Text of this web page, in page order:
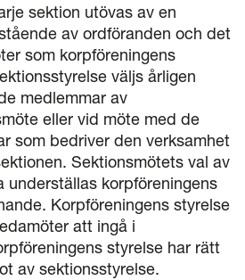
sektion utövas av en
av ordföranden och det
som korpföreningens
väljs årligen
medlemmar av
eller vid möte med de
som bedriver den verksamhet
Sektionsmötets val av
underställas korpföreningens
Korpföreningens styrelse
att ingå i
styrelse har rätt
av sektionsstyrelse.